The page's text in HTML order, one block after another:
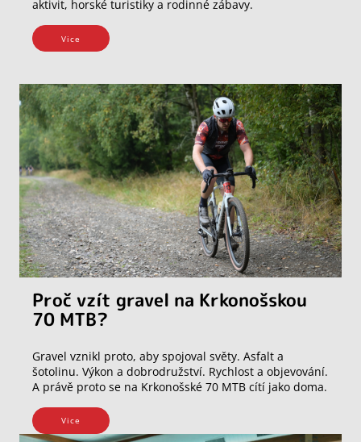
aktivit, horské turistiky a rodinné zábavy.
Vice
Proč vzít gravel na Krkonošskou
70 MTB?
Gravel vznikl proto, aby spojoval světy. Asfalt a
šotolinu. Výkon a dobrodružství. Rychlost a objevování.
A právě proto se na Krkonošské 70 MTB cítí jako doma.
Vice